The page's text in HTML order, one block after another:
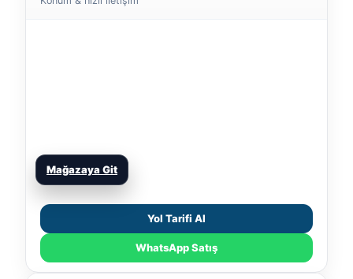
Mağazaya Git
Yol Tarifi Al
WhatsApp Satış